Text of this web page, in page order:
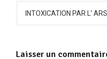
INTOXICATION PAR L'
Laisser un